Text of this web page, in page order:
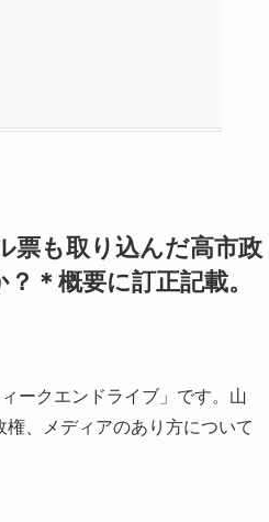
票も取り込んだ高市政
＊概要に訂正記載。
ークエンドライブ」です。山
、メディアのあり方について